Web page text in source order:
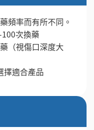
頻率而有所不同。
次換藥
（視傷口深度大
擇適合產品